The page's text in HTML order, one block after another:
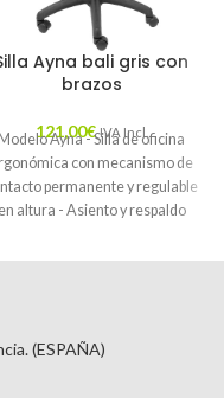
Ayna bali gris con
brazos
121,00€ IVA Incl.
Modelo Ayna - Silla de oficina
con mecanismo de
permanente y regulable
en altura - Asiento y respaldo
(ESPAÑA)